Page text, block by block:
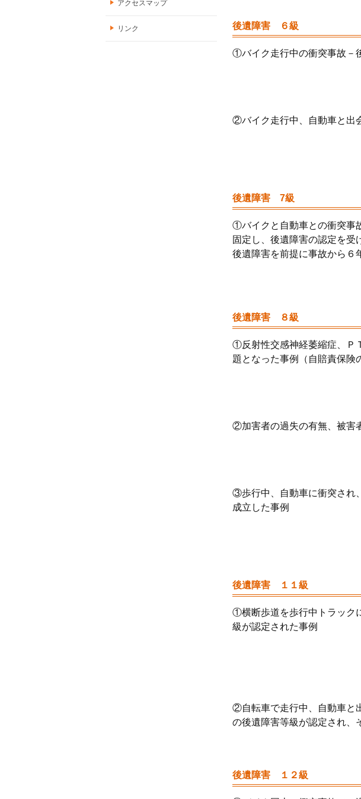
後遺障害 ６級
①バイク走行中の衝突事故－
②バイク走行中、自動車と出
後遺障害 7級
①バイクと自動車との衝突事
固定し、 後遺障害の認定を受
後遺障害を前提に事故から６
後遺障害 ８級
①反射性交感神経萎縮症、Ｐ
題となった事例（自賠責保険
②加害者の過失の有無、被害
③歩行中、自動車に衝突され
成立した事例
後遺障害 １１級
①横断歩道を歩行中トラック
級が認定された事例
②自転車で走行中、自動車と
の後遺障害等級が認定され、
後遺障害 １２級
アクセスマップ
リンク